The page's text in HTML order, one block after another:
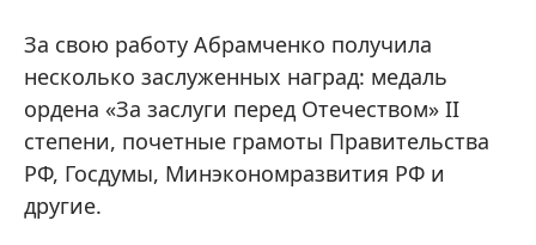
За свою работу Абрамченко получила
несколько заслуженных наград: медаль
ордена «За заслуги перед Отечеством» II
степени, почетные грамоты Правительства
РФ, Госдумы, Минэкономразвития РФ и
другие.